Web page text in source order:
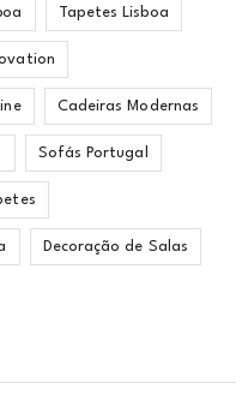
Tapetes Lisboa
Cadeiras Modernas
Sofás Portugal
Decoração de Salas